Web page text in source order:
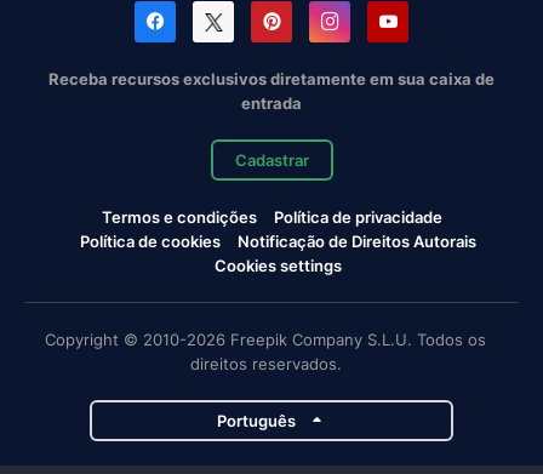
Receba recursos exclusivos diretamente em sua caixa de
entrada
Cadastrar
Termos e condições
Política de privacidade
Política de cookies
Notificação de Direitos Autorais
Cookies settings
Copyright © 2010-2026 Freepik Company S.L.U. Todos os
direitos reservados.
Português